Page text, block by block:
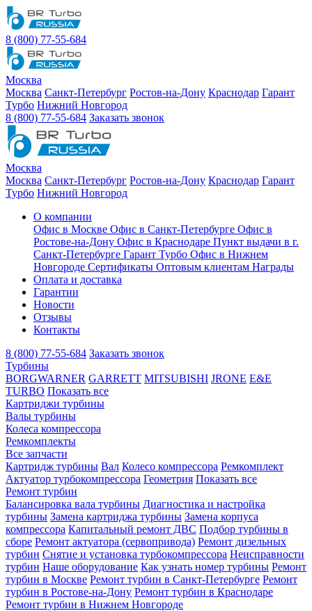
8 (800) 77-55-684
Москва
Москва Санкт-Петербург Ростов-на-Дону Краснодар Гарант
Турбо Нижний Новгород
8 (800) 77-55-684 Заказать звонок
Москва
Москва Санкт-Петербург Ростов-на-Дону Краснодар Гарант
Турбо Нижний Новгород
О компании
Офис в Москве Офис в Санкт-Петербурге Офис в
Ростове-на-Дону Офис в Краснодаре Пункт выдачи в г.
Санкт-Петербурге Гарант Турбо Офис в Нижнем
Новгороде Сертификаты Оптовым клиентам Награды
Оплата и доставка
Гарантии
Новости
Отзывы
Контакты
8 (800) 77-55-684 Заказать звонок
Турбины
BORGWARNER GARRETT MITSUBISHI JRONE E&E
TURBO Показать все
Картриджи турбины
Валы турбины
Колеса компрессора
Ремкомплекты
Все запчасти
Картридж турбины Вал Колесо компрессора Ремкомплект
Актуатор турбокомпрессора Геометрия Показать все
Ремонт турбин
Балансировка вала турбины Диагностика и настройка
турбины Замена картриджа турбины Замена корпуса
компрессора Капитальный ремонт ДВС Подбор турбины в
сборе Ремонт актуатора (сервопривода) Ремонт дизельных
турбин Снятие и установка турбокомпрессора Неисправности
турбин Наше оборудование Как узнать номер турбины Ремонт
турбин в Москве Ремонт турбин в Санкт-Петербурге Ремонт
турбин в Ростове-на-Дону Ремонт турбин в Краснодаре
Ремонт турбин в Нижнем Новгороде